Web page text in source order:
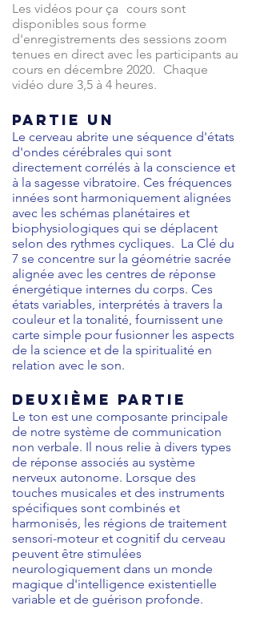
Les vidéos pour ça
cours sont
disponibles sous forme
d'enregistrements des sessions zoom
tenues en direct avec les participants au
cours en décembre 2020.
Chaque
vidéo dure 3,5 à 4 heures.
PARTIE UN
Le cerveau abrite une séquence d'états
d'ondes cérébrales qui sont
directement corrélés à la conscience et
à la sagesse vibratoire. Ces fréquences
innées sont harmoniquement alignées
avec les schémas planétaires et
biophysiologiques qui se déplacent
selon des rythmes cycliques. La Clé du
7 se concentre sur la géométrie sacrée
alignée avec les centres de réponse
énergétique internes du corps. Ces
états variables, interprétés à travers la
couleur et la tonalité, fournissent une
carte simple pour fusionner les aspects
de la science et de la spiritualité en
relation avec le son.
DEUXIÈME PARTIE
Le ton est une composante principale
de notre système de communication
non verbale. Il nous relie à divers types
de réponse associés au système
nerveux autonome. Lorsque des
touches musicales et des instruments
spécifiques sont combinés et
harmonisés, les régions de traitement
sensori-moteur et cognitif du cerveau
peuvent être stimulées
neurologiquement dans un monde
magique d'intelligence existentielle
variable et de guérison profonde.